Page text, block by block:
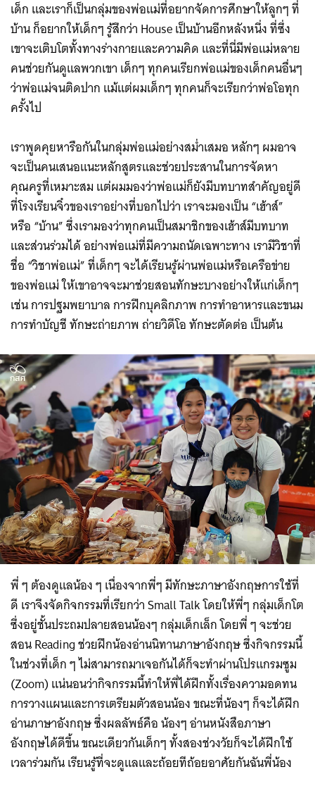
เด็ก และเราก็เป็นกลุ่มของพ่อแม่ที่อยากจัดการศึกษาให้ลูกๆ ที่
บ้าน ก็อยากให้เด็กๆ รู้สึกว่า House เป็นบ้านอีกหลังหนึ่ง ที่ซึ่ง
เขาจะเติบโตทั้งทางร่างกายและความคิด และที่นี่มีพ่อแม่หลาย
คนช่วยกันดูแลพวกเขา เด็กๆ ทุกคนเรียกพ่อแม่ของเด็กคนอื่นๆ
ว่าพ่อแม่จนติดปาก แม้แต่ผมเด็กๆ ทุกคนก็จะเรียกว่าพ่อโอทุก
ครั้งไป
เราพูดคุยหารือกันในกลุ่มพ่อแม่อย่างสม่ำเสมอ หลักๆ ผมอาจ
จะเป็นคนเสนอแนะหลักสูตรและช่วยประสานในการจัดหา
คุณครูที่เหมาะสม แต่ผมมองว่าพ่อแม่ก็ยังมีบทบาทสำคัญอยู่ดี
ที่โรงเรียนจิ๋วของเราอย่างที่บอกไปว่า เราจะมองเป็น “เฮ้าส์”
หรือ “บ้าน” ซึ่งเรามองว่าทุกคนเป็นสมาชิกของเฮ้าส์มีบทบาท
และส่วนร่วมได้ อย่างพ่อแม่ที่มีความถนัดเฉพาะทาง เรามีวิชาที่
ชื่อ “วิชาพ่อแม่” ที่เด็กๆ จะได้เรียนรู้ผ่านพ่อแม่หรือเครือข่าย
ของพ่อแม่ ให้เขาอาจจะมาช่วยสอนทักษะบางอย่างให้แก่เด็กๆ
เช่น การปฐมพยาบาล การฝึกบุคลิกภาพ การทำอาหารและขนม
การทำบัญชี ทักษะถ่ายภาพ ถ่ายวิดีโอ ทักษะตัดต่อ เป็นต้น
พี่ ๆ ต้องดูแลน้อง ๆ เนื่องจากพี่ๆ มีทักษะภาษาอังกฤษการใช้ที่
ดี เราจึงจัดกิจกรรมที่เรียกว่า Small Talk โดยให้พี่ๆ กลุ่มเด็กโต
ซึ่งอยู่ชั้นประถมปลายสอนน้องๆ กลุ่มเด็กเล็ก โดยพี่ ๆ จะช่วย
สอน Reading ช่วยฝึกน้องอ่านนิทานภาษาอังกฤษ ซึ่งกิจกรรมนี้
ในช่วงที่เด็ก ๆ ไม่สามารถมาเจอกันได้ก็จะทำผ่านโปรแกรมซูม
(Zoom) แน่นอนว่ากิจกรรมนี้ทำให้พี่ได้ฝึกทั้งเรื่องความอดทน
การวางแผนและการเตรียมตัวสอนน้อง ขณะที่น้องๆ ก็จะได้ฝึก
อ่านภาษาอังกฤษ ซึ่งผลลัพธ์คือ น้องๆ อ่านหนังสือภาษา
อังกฤษได้ดีขึ้น ขณะเดียวกันเด็กๆ ทั้งสองช่วงวัยก็จะได้ฝึกใช้
เวลาร่วมกัน เรียนรู้ที่จะดูแลและถ้อยทีถ้อยอาศัยกันฉันพี่น้อง